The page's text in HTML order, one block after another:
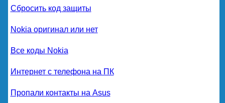
Сбросить код защиты
Nokia оригинал или нет
Все коды Nokia
Интернет с телефона на ПК
Пропали контакты на Asus